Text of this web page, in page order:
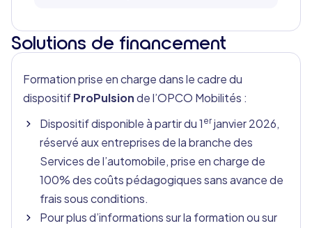
Solutions de financement
Formation prise en charge dans le cadre du
dispositifProPulsionde l’OPCO Mobilités :
Dispositif disponible à partir du 1 er janvier 2026,
réservé aux entreprises de la branche des
Services de l’automobile, prise en charge de
100% des coûts pédagogiques sans avance de
frais sous conditions.
Pour plus d’informations sur la formation ou sur